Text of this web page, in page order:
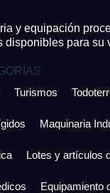
y equipación
disponibles para su
Turismos
Maquinaria
Lotes y artículos
Equipamiento
estás de acuerdo con